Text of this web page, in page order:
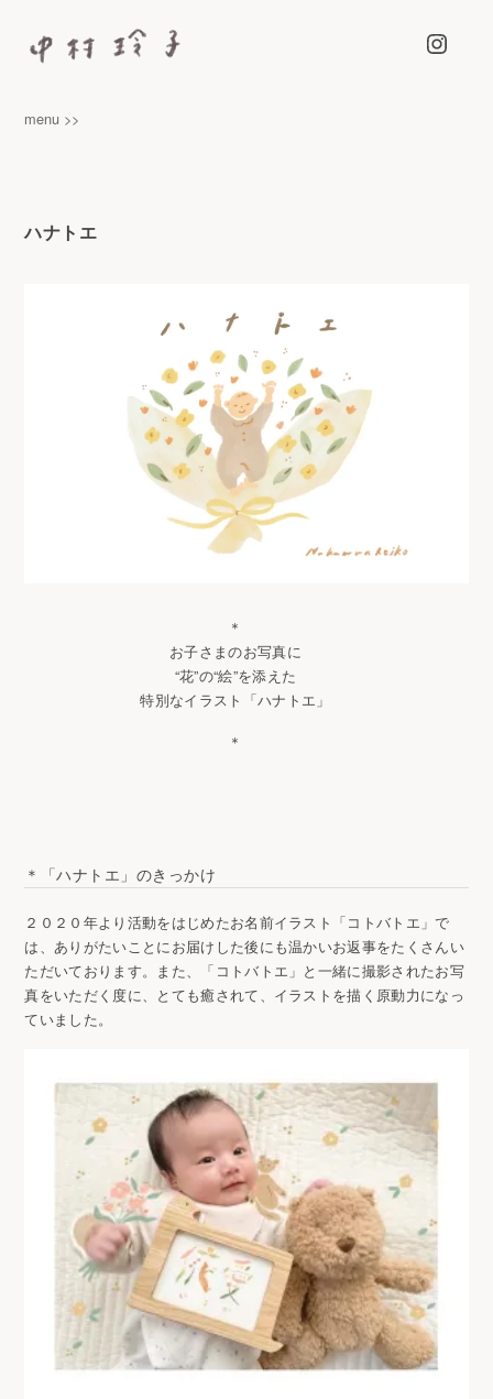
いています
menu >>
ハナトエ
＊
お子さまのお写真に
“花”の“絵”を添えた
特別なイラスト「ハナトエ」
＊
＊「ハナトエ」のきっかけ
２０２０年より活動をはじめたお名前イラスト「コトバトエ」で
は、ありがたいことにお届けした後にも温かいお返事をたくさんい
ただいております。また、「コトバトエ」と一緒に撮影されたお写
真をいただく度に、とても癒されて、イラストを描く原動力になっ
ていました。
Instagram